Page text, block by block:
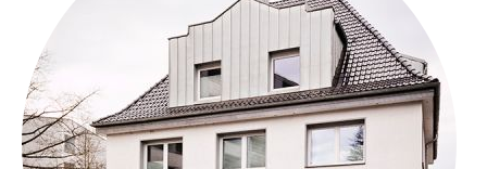
Aktive
Geburtsvorbereitung
für
Frauen